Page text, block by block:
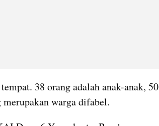
38 orang adalah anak-anak, 50
warga difabel.